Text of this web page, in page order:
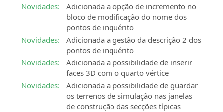
Novidades:
Adicionada a opção de incremento no
bloco de modificação do nome dos
pontos de inquérito
Novidades:
Adicionada a gestão da descrição 2 dos
pontos de inquérito
Novidades:
Adicionada a possibilidade de inserir
faces 3D com o quarto vértice
Novidades:
Adicionada a possibilidade de guardar
os terrenos de simulação nas janelas
de construção das secções típicas